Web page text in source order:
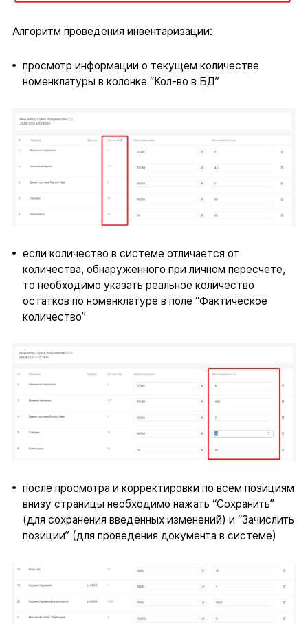
Алгоритм проведения инвентаризации:
просмотр информации о текущем количестве
номенклатуры в колонке “Кол-во в БД”
если количество в системе отличается от
количества, обнаруженного при личном пересчете,
то необходимо указать реальное количество
остатков по номенклатуре в поле “Фактическое
количество”
после просмотра и корректировки по всем позициям
внизу страницы необходимо нажать “Сохранить”
(для сохранения введенных изменений) и “Зачислить
позиции” (для проведения документа в системе)